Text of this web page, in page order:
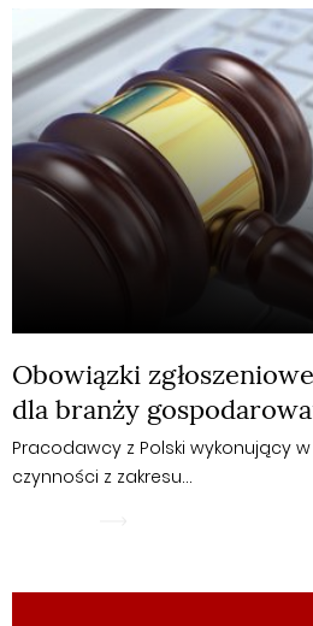
Obowiązki
dla branży
Pracodawcy z Polski wykonujący
czynności z zakresu…